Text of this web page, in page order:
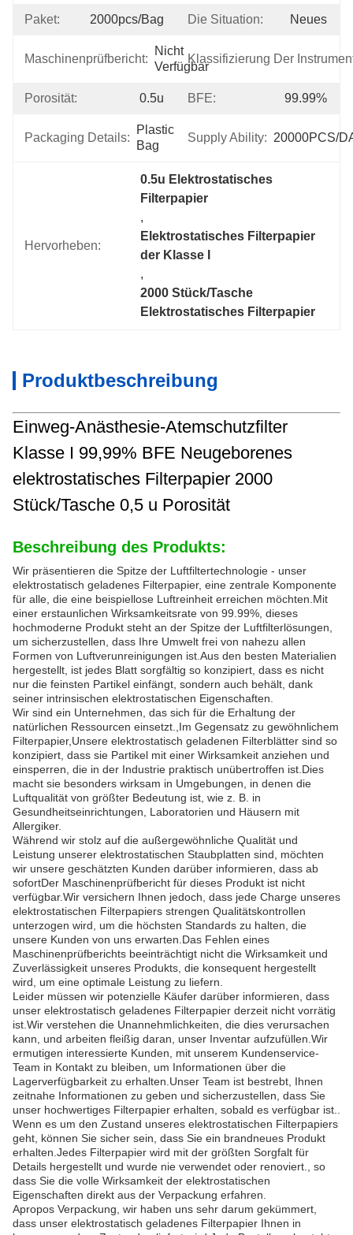
Paket: 2000pcs/bag Die Situation: Neues
Maschinenprüfbericht:
Nicht
Verfügbar
Klassifizierung Der
Porosität: 0.5u BFE: 99.99%
Packaging Details:
Plastic
Bag
Supply Ability: 20000PCS/
Hervorheben:
0.5u Elektrostatisches
Filterpapier
,
Elektrostatisches Filterpapier
der Klasse I
,
2000 Stück/Tasche
Elektrostatisches Filterpapier
Produktbeschreibung
Einweg-Anästhesie-Atemschutzfilter
Klasse I 99,99% BFE Neugeborenes
elektrostatisches Filterpapier 2000
Stück/Tasche 0,5 u Porosität
Beschreibung des Produkts:
Wir präsentieren die Spitze der Luftfiltertechnologie - unser
elektrostatisch geladenes Filterpapier, eine zentrale Komponente
für alle, die eine beispiellose Luftreinheit erreichen möchten.Mit
einer erstaunlichen Wirksamkeitsrate von 99.99%, dieses
hochmoderne Produkt steht an der Spitze der Luftfilterlösungen,
um sicherzustellen, dass Ihre Umwelt frei von nahezu allen
Formen von Luftverunreinigungen ist.Aus den besten Materialien
hergestellt, ist jedes Blatt sorgfältig so konzipiert, dass es nicht
nur die feinsten Partikel einfängt, sondern auch behält, dank
seiner intrinsischen elektrostatischen Eigenschaften.
Wir sind ein Unternehmen, das sich für die Erhaltung der
natürlichen Ressourcen einsetzt.,Im Gegensatz zu gewöhnlichem
Filterpapier,Unsere elektrostatisch geladenen Filterblätter sind so
konzipiert, dass sie Partikel mit einer Wirksamkeit anziehen und
einsperren, die in der Industrie praktisch unübertroffen ist.Dies
macht sie besonders wirksam in Umgebungen, in denen die
Luftqualität von größter Bedeutung ist, wie z. B. in
Gesundheitseinrichtungen, Laboratorien und Häusern mit
Allergiker.
Während wir stolz auf die außergewöhnliche Qualität und
Leistung unserer elektrostatischen Staubplatten sind, möchten
wir unsere geschätzten Kunden darüber informieren, dass ab
sofortDer Maschinenprüfbericht für dieses Produkt ist nicht
verfügbar.Wir versichern Ihnen jedoch, dass jede Charge unseres
elektrostatischen Filterpapiers strengen Qualitätskontrollen
unterzogen wird, um die höchsten Standards zu halten, die
unsere Kunden von uns erwarten.Das Fehlen eines
Maschinenprüfberichts beeinträchtigt nicht die Wirksamkeit und
Zuverlässigkeit unseres Produkts, die konsequent hergestellt
wird, um eine optimale Leistung zu liefern.
Leider müssen wir potenzielle Käufer darüber informieren, dass
unser elektrostatisch geladenes Filterpapier derzeit nicht vorrätig
ist.Wir verstehen die Unannehmlichkeiten, die dies verursachen
kann, und arbeiten fleißig daran, unser Inventar aufzufüllen.Wir
ermutigen interessierte Kunden, mit unserem Kundenservice-
Team in Kontakt zu bleiben, um Informationen über die
Lagerverfügbarkeit zu erhalten.Unser Team ist bestrebt, Ihnen
zeitnahe Informationen zu geben und sicherzustellen, dass Sie
unser hochwertiges Filterpapier erhalten, sobald es verfügbar ist..
Wenn es um den Zustand unseres elektrostatischen Filterpapiers
geht, können Sie sicher sein, dass Sie ein brandneues Produkt
erhalten.Jedes Filterpapier wird mit der größten Sorgfalt für
Details hergestellt und wurde nie verwendet oder renoviert., so
dass Sie die volle Wirksamkeit der elektrostatischen
Eigenschaften direkt aus der Verpackung erfahren.
Apropos Verpackung, wir haben uns sehr darum gekümmert,
dass unser elektrostatisch geladenes Filterpapier Ihnen in